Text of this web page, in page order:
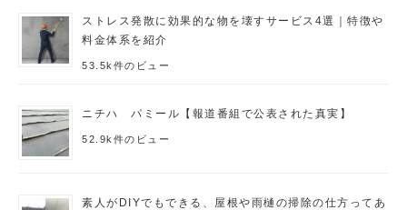
ストレス発散に効果的な物を壊すサービス4選｜特徴や
料金体系を紹介
53.5k件のビュー
ニチハ パミール【報道番組で公表された真実】
52.9k件のビュー
素人がDIYでもできる、屋根や雨樋の掃除の仕方ってあ